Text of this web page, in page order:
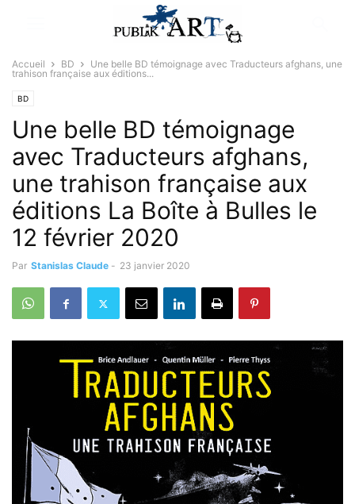
Accueil BD
Une belle BD témoignage avec Traducteurs afghans, une
trahison française aux éditions...
BD
Une belle BD témoignage
avec Traducteurs afghans,
une trahison française aux
éditions La Boîte à Bulles le
12 février 2020
Par Stanislas Claude - 23 janvier 2020